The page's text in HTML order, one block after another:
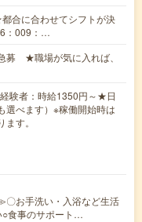
合に合わせてシフトが決
：009：…
★職場が気に入れば、
験者：時給1350円～★日
選べます）※稼働開始時は
す。
お手洗い・入浴など生活
○食事のサポート…